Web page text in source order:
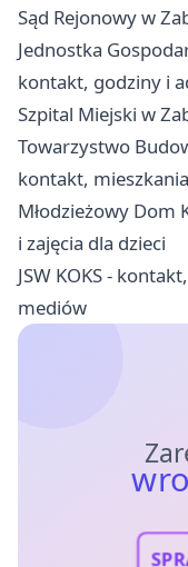
Sąd Rejonowy w
Jednostka
kontakt, godziny i
Szpital Miejski w
Towarzystwo
kontakt,
Młodzieżowy Dom
i zajęcia dla dzieci
JSW KOKS -
mediów